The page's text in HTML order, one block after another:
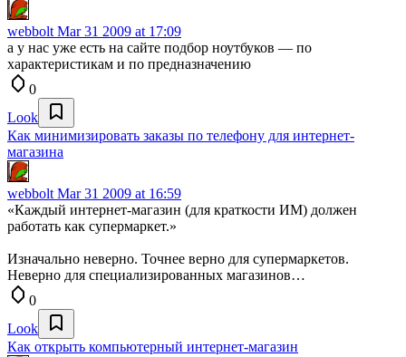
webbolt Mar 31 2009 at 17:09
а у нас уже есть на сайте подбор ноутбуков — по
характеристикам и по предназначению
0
Look
Как минимизировать заказы по телефону для интернет-
магазина
webbolt Mar 31 2009 at 16:59
«Каждый интернет-магазин (для краткости ИМ) должен
работать как супермаркет.»
Изначально неверно. Точнее верно для супермаркетов.
Неверно для специализированных магазинов…
0
Look
Как открыть компьютерный интернет-магазин